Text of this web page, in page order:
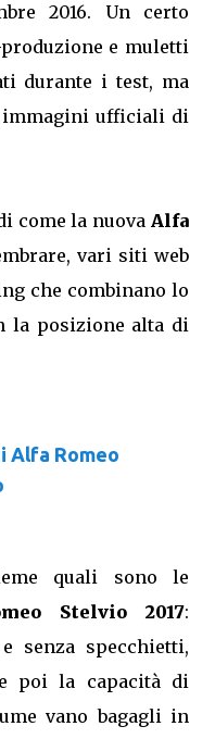
2016. Un certo
e muletti
durante i test, ma
immagini ufficiali di
come la nuova Alfa
vari siti web
che combinano lo
la posizione alta di
Alfa Romeo
quali sono le
Stelvio 2017:
senza specchietti,
e poi la capacità di
vano bagagli in